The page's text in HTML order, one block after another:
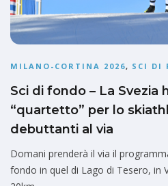
MILANO-CORTINA 2026, SCI DI
Sci di fondo – La Svezia
“quartetto” per lo
debuttanti al via
Domani prenderà il via il
fondo in quel di Lago di Tesero, in